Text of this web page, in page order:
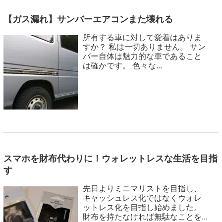
【ガス漏れ】サンバーエアコンまた壊れる
所有する車に対して愛着はありま
すか？ 私は一切ありません。 サン
バー自体は魅力的な車であること
は確かです。 色々な...
スマホを財布代わりに！ウォレットレスな生活を目指
す
先日よりミニマリストを目指し、
キャッシュレス化ではなくウォレ
ットレス化を目指し始めました。
財布を持たなければ無駄なことを...